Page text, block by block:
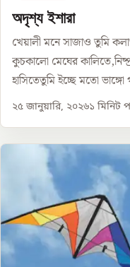
অদৃশ্য ইশারা
খেয়ালী মনে সাজাও তুমি
কুচকালো মেঘের
হাসিতেতুমি ইচ্ছে মতো
২৫ জানুয়ারি, ২০২৬১ মিনিট